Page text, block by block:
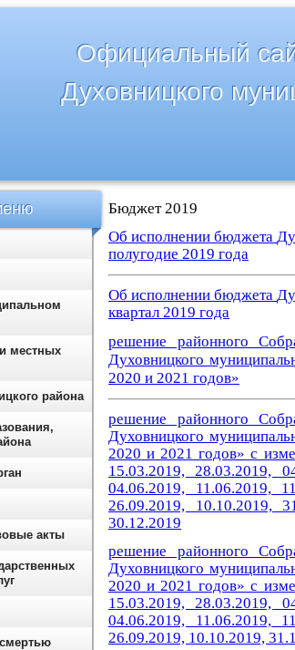
Официальный
Духовницкого
Бюджет 2019
Об исполнении бюджета
полугодие 2019 года
Об исполнении бюджета
квартал 2019 года
решение районного
Духовницкого
2020 и 2021 годов»
решение районного
Духовницкого
2020 и 2021 годов» с
15.03.2019, 28.03.2019,
04.06.2019, 11.06.2019,
26.09.2019, 10.10.2019,
30.12.2019
решение районного
Духовницкого
2020 и 2021 годов» с
15.03.2019, 28.03.2019,
04.06.2019, 11.06.2019,
26.09.2019, 10.10.2019,
местных
района
акты